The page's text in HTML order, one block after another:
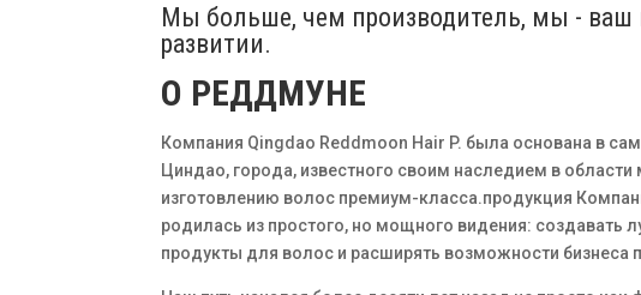
Мы больше, чем производитель, мы - ваш
развитии.
О РЕДДМУНЕ
Компания Qingdao Reddmoon Hair P. была основана в
Циндао, города, известного своим наследием в области
изготовлению волос премиум-класса.продукция
родилась из простого, но мощного видения: создавать
продукты для волос и расширять возможности бизнеса